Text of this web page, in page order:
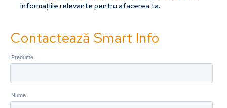
Abonează-te la newsletter
săptămânal informații relevante din mobilitate pentru
informațiile relevante pentru afacerea ta.
Contactează Smart Info